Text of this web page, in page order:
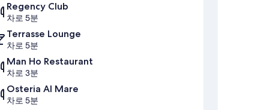
Regency Club
차로 5분
Terrasse Lounge
차로 5분
Man Ho Restaurant
차로 3분
Osteria Al Mare
차로 5분